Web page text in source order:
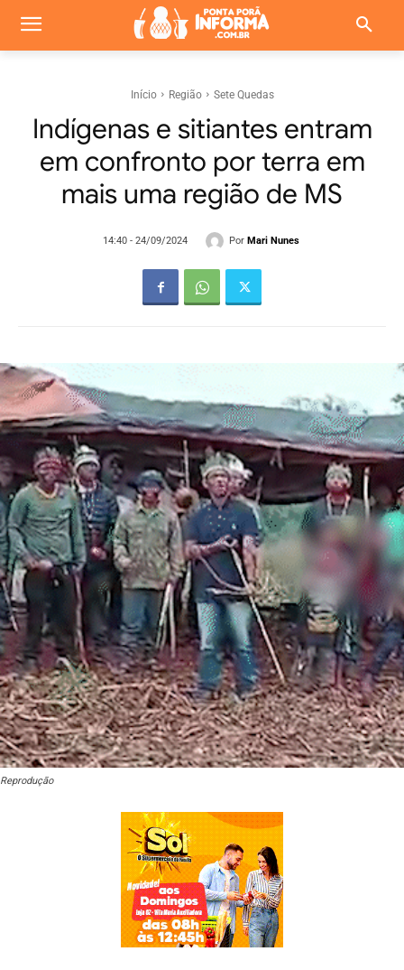
Início Região Sete Quedas
Indígenas e sitiantes entram
em confronto por terra em
mais uma região de MS
14:40 - 24/09/2024 Por Mari Nunes
Reprodução